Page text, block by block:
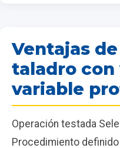
Ventajas
taladro con
variable
Operación testada
Procedimiento definido